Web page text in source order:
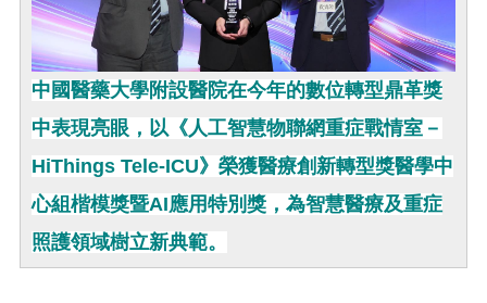
中國醫藥大學附設醫院在今年的數位轉型鼎革獎
中表現亮眼，以《人工智慧物聯網重症戰情室－
HiThings Tele-ICU》榮獲醫療創新轉型獎醫學中
心組楷模獎暨AI應用特別獎，為智慧醫療及重症
照護領域樹立新典範。